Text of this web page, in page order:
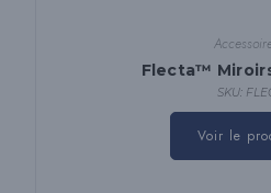
Flecta™
SKU:
Voir le